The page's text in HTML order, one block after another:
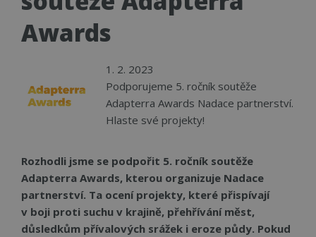
Awards
1. 2. 2023
Podporujeme 5. ročník soutěže
Adapterra Awards Nadace partnerství.
Hlaste své projekty!
Rozhodli jsme se podpořit 5. ročník soutěže
Adapterra Awards, kterou organizuje Nadace
partnerství. Ta ocení projekty, které přispívají
v boji proti suchu v krajině, přehřívání měst,
důsledkům přívalových srážek i eroze půdy. Pokud